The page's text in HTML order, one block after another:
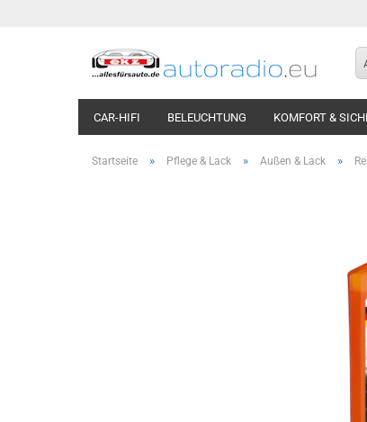
CAR-HIFI BELEUCHTUNG KOMFORT &
Startseite » Pflege & Lack » Außen & Lack »